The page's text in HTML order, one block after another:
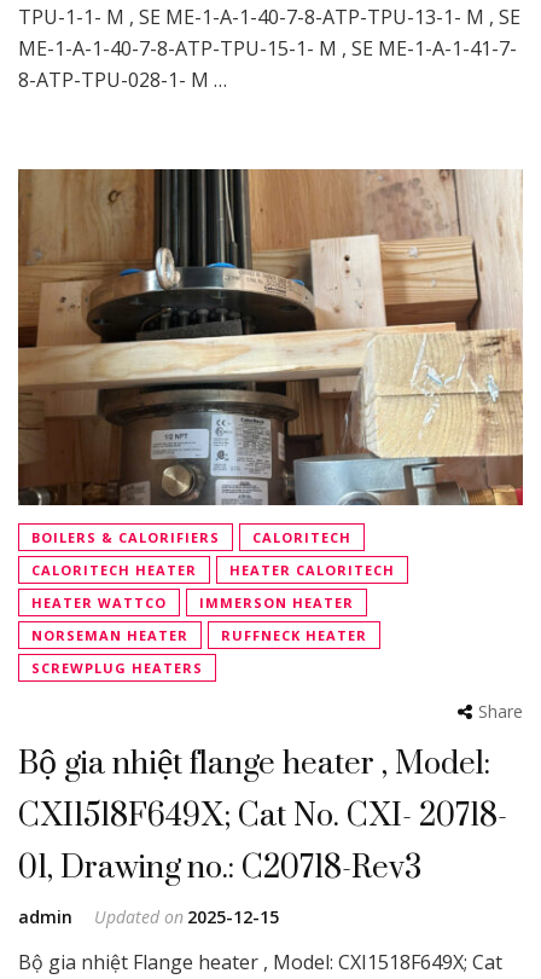
TPU-1-1- M , SE ME-1-A-1-40-7-8-ATP-TPU-13-1- M , SE
ME-1-A-1-40-7-8-ATP-TPU-15-1- M , SE ME-1-A-1-41-7-
8-ATP-TPU-028-1- M …
BOILERS & CALORIFIERS
CALORITECH
CALORITECH HEATER
HEATER CALORITECH
HEATER WATTCO
IMMERSON HEATER
NORSEMAN HEATER
RUFFNECK HEATER
SCREWPLUG HEATERS
Share
Bộ gia nhiệt flange heater , Model:
CXI1518F649X; Cat No. CXI- 20718-
01, Drawing no.: C20718-Rev3
admin Updated on 2025-12-15
Bộ gia nhiệt Flange heater , Model: CXI1518F649X; Cat